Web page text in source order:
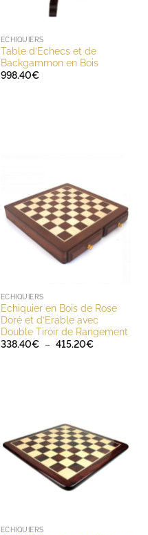
ECHIQUIERS
Table d’Echecs et de
Backgammon en Bois
998.40€
ECHIQUIERS
Echiquier en Bois de Rose
Doré et d’Erable avec
Double Tiroir de Rangement
338.40€ – 415.20€Plage
ECHIQUIERS